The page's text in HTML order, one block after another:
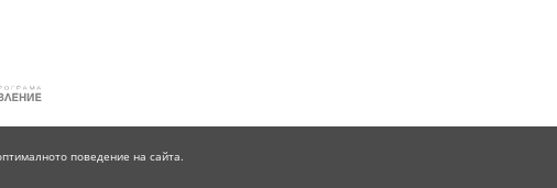
поведение на сайта.